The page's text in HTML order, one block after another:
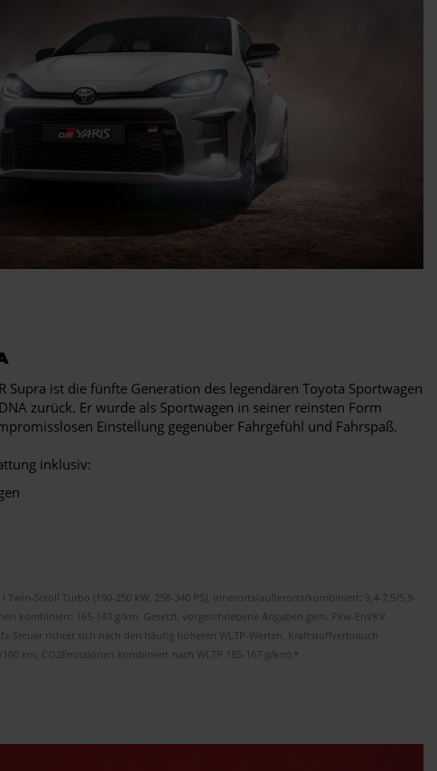
Supra ist die fünfte Generation des legendären Toyota Sportwagen
zurück. Er wurde als Sportwagen in seiner reinsten Form
Einstellung gegenüber Fahrgefühl und Fahrspaß.
inklusiv:
Twin-Scroll Turbo (190-250 kW, 258-340 PS), innerorts/außerorts/kombiniert: 9,4-7,5/5,9-
kombiniert: 165-143 g/km. Gesetzl. vorgeschriebene Angaben gem. Pkw-EnVKV,
Steuer richtet sich nach den häufig höheren WLTP-Werten. Kraftstoffverbrauch
km, CO2Emissionen kombiniert nach WLTP 185-167 g/km).*